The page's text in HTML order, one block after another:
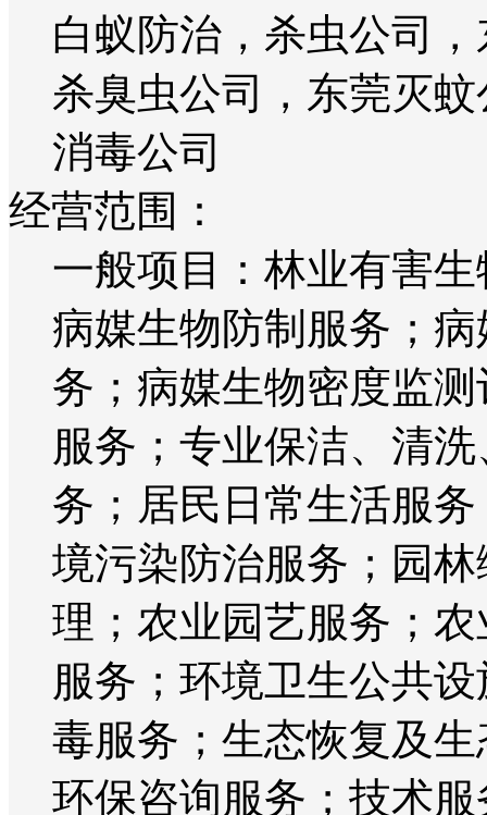
白蚁防治，杀虫公司
杀臭虫公司，东莞灭
消毒公司
经营范围：
一般项目：林业有害
病媒生物防制服务；
务；病媒生物密度监
服务；专业保洁、清
务；居民日常生活服
境污染防治服务；园
理；农业园艺服务；
服务；环境卫生公共
毒服务；生态恢复及
环保咨询服务；技术